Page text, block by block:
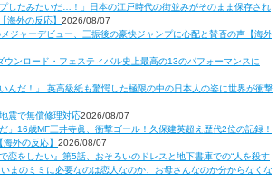
したみたいだ…！」日本の江戸時代の街並みがそのまま保存され
海外の反応】 2026/08/07
メジャーデビュー、三振後の豪快ジャンプに心配と賛否の声【海外
ウンロード・フェスティバル史上最高の13のパフォーマンスに
んだ！」 英高級紙も驚愕した極限の中の日本人の姿に世界が衝撃
震で無償修理対応2026/08/07
」16歳MF三井寺眞、衝撃ゴール！久保建英超え歴代2位の記録！
外の反応】 2026/08/07
恋をしたい』第5話、おそろいのドレスと地下書庫での“人を殺す
まのミミに必要なのは恋人なのか、お母さんなのか分からなくな